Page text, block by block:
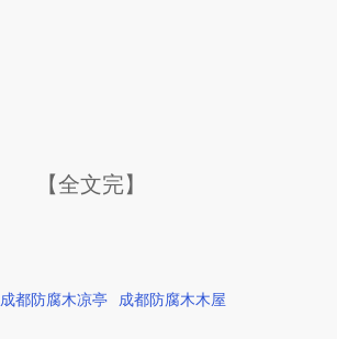
【全文完】
成都防腐木凉亭 成都防腐木木屋